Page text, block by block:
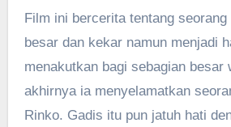
Film ini bercerita tentang
besar dan kekar namun menjadi
menakutkan bagi sebagian besar
akhirnya ia menyelamatkan
Rinko. Gadis itu pun jatuh hati